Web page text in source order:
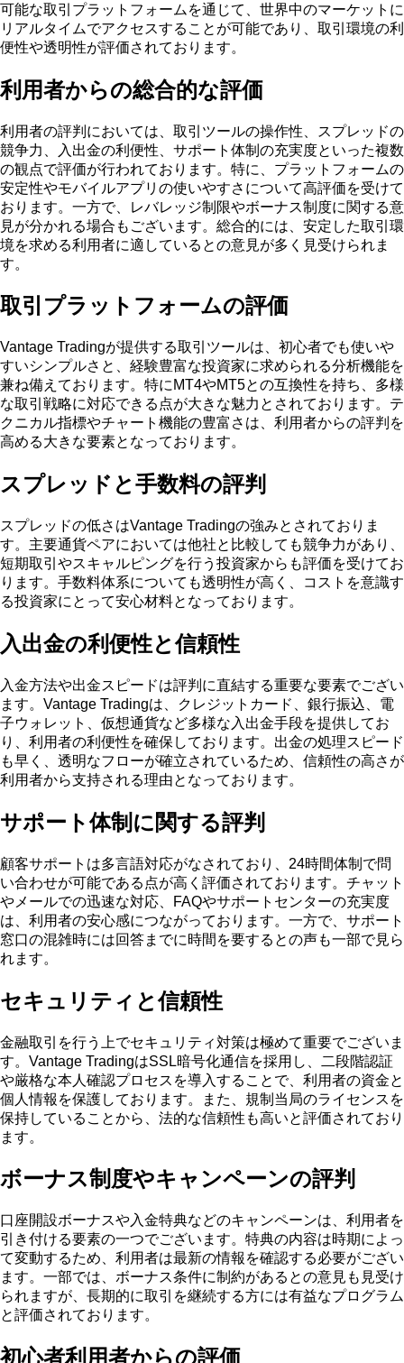
可能な取引プラットフォームを通じて、世界中のマーケットに
リアルタイムでアクセスすることが可能であり、取引環境の利
便性や透明性が評価されております。
利用者からの総合的な評価
利用者の評判においては、取引ツールの操作性、スプレッドの
競争力、入出金の利便性、サポート体制の充実度といった複数
の観点で評価が行われております。特に、プラットフォームの
安定性やモバイルアプリの使いやすさについて高評価を受けて
おります。一方で、レバレッジ制限やボーナス制度に関する意
見が分かれる場合もございます。総合的には、安定した取引環
境を求める利用者に適しているとの意見が多く見受けられま
す。
取引プラットフォームの評価
Vantage Tradingが提供する取引ツールは、初心者でも使いや
すいシンプルさと、経験豊富な投資家に求められる分析機能を
兼ね備えております。特にMT4やMT5との互換性を持ち、多様
な取引戦略に対応できる点が大きな魅力とされております。テ
クニカル指標やチャート機能の豊富さは、利用者からの評判を
高める大きな要素となっております。
スプレッドと手数料の評判
スプレッドの低さはVantage Tradingの強みとされておりま
す。主要通貨ペアにおいては他社と比較しても競争力があり、
短期取引やスキャルピングを行う投資家からも評価を受けてお
ります。手数料体系についても透明性が高く、コストを意識す
る投資家にとって安心材料となっております。
入出金の利便性と信頼性
入金方法や出金スピードは評判に直結する重要な要素でござい
ます。Vantage Tradingは、クレジットカード、銀行振込、電
子ウォレット、仮想通貨など多様な入出金手段を提供してお
り、利用者の利便性を確保しております。出金の処理スピード
も早く、透明なフローが確立されているため、信頼性の高さが
利用者から支持される理由となっております。
サポート体制に関する評判
顧客サポートは多言語対応がなされており、24時間体制で問
い合わせが可能である点が高く評価されております。チャット
やメールでの迅速な対応、FAQやサポートセンターの充実度
は、利用者の安心感につながっております。一方で、サポート
窓口の混雑時には回答までに時間を要するとの声も一部で見ら
れます。
セキュリティと信頼性
金融取引を行う上でセキュリティ対策は極めて重要でございま
す。Vantage TradingはSSL暗号化通信を採用し、二段階認証
や厳格な本人確認プロセスを導入することで、利用者の資金と
個人情報を保護しております。また、規制当局のライセンスを
保持していることから、法的な信頼性も高いと評価されており
ます。
ボーナス制度やキャンペーンの評判
口座開設ボーナスや入金特典などのキャンペーンは、利用者を
引き付ける要素の一つでございます。特典の内容は時期によっ
て変動するため、利用者は最新の情報を確認する必要がござい
ます。一部では、ボーナス条件に制約があるとの意見も見受け
られますが、長期的に取引を継続する方には有益なプログラム
と評価されております。
初心者利用者からの評価